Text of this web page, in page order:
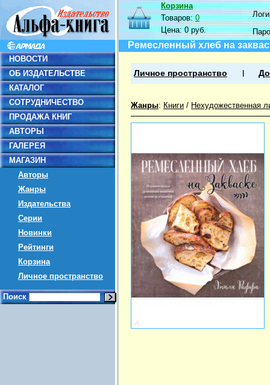
НОВОСТИ
ОБ ИЗДАТЕЛЬСТВЕ
КАТАЛОГ
СОТРУДНИЧЕСТВО
ПРОДАЖА КНИГ
АВТОРЫ
ГАЛЕРЕЯ
МАГАЗИН
Авторы
Жанры
Издательства
Серии
Новинки
Рейтинги
Корзина
Личное пространство
Поиск
Корзина
Товаров:0
Цена:0 руб.
Ремесленный хлеб на
Личное пространство
Жанры: Книги / Нехудожественная